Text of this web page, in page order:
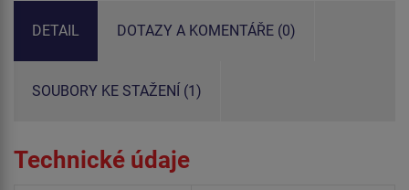
DETAIL
DOTAZY A KOMENTÁŘE (0)
SOUBORY KE STAŽENÍ (1)
Technické údaje